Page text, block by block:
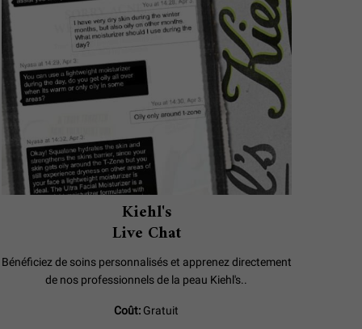
Kiehl's
Live Chat
Bénéficiez de soins personnalisés et apprenez directement
de nos professionnels de la peau Kiehl's..
Coût: Gratuit